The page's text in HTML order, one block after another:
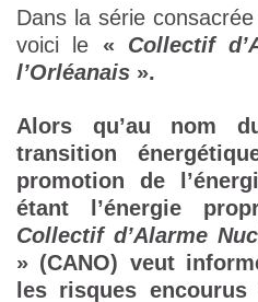
Dans la série
voici le « Collectif
l’Orléanais ».
Alors qu’au nom
transition
promotion de
étant l’énergie
Collectif d’Alarme
» (CANO) veut
les risques